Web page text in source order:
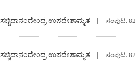
ಸಚ್ಚಿದಾನಂದೇಂದ್ರ ಉಪದೇಶಾಮೃತ | ಸಂಪುಟ.
ಸಚ್ಚಿದಾನಂದೇಂದ್ರ ಉಪದೇಶಾಮೃತ | ಸಂಪುಟ.